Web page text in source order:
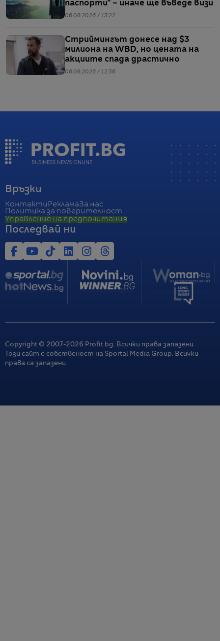
паспорти“ – иначе ще въведе визи
06.08.2026 / 13:22
Стриймингът донесе над $3
милиона на WBD, но цената на
акциите спада драстично
06.08.2026 / 12:36
Връзки
Контакти РекламаЗа нас
Политика за поверителност
Управление на предпочитания
Последвай ни
Copyright © 2007-2026 Profit.bg. Всички права запазени.
Този сайт е собственост на Sportal Media Group. Всички
права са запазени.